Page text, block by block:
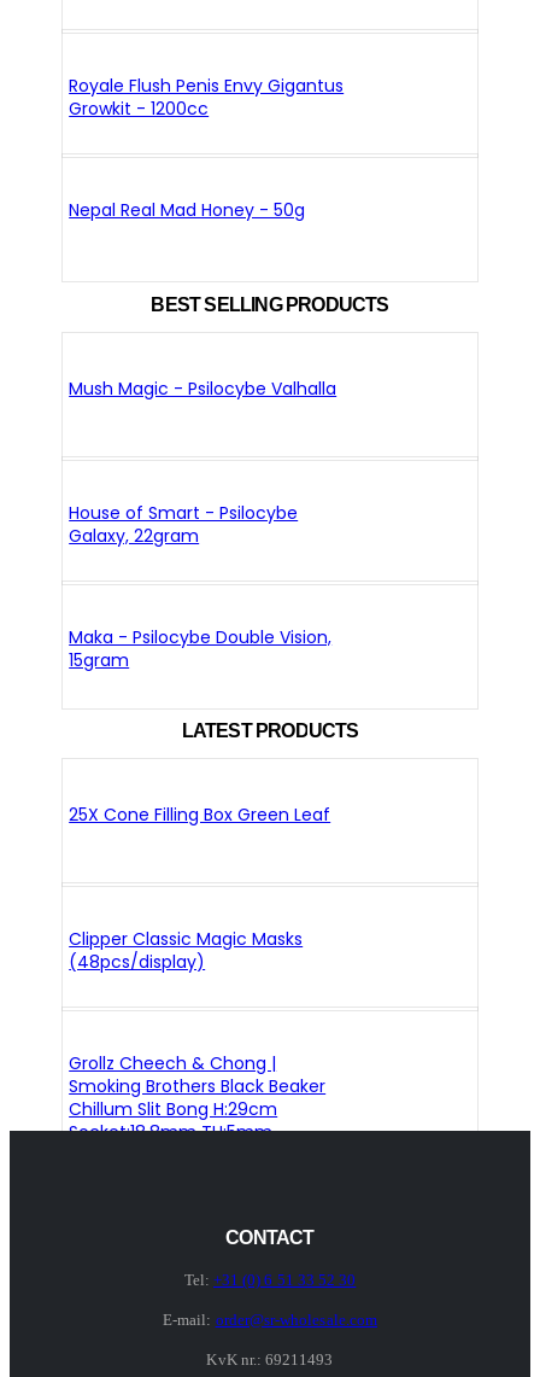
Royale Flush Penis Envy Gigantus
Growkit - 1200cc
Nepal Real Mad Honey - 50g
BEST SELLING PRODUCTS
Mush Magic - Psilocybe Valhalla
House of Smart - Psilocybe
Galaxy, 22gram
Maka - Psilocybe Double Vision,
15gram
LATEST PRODUCTS
25X Cone Filling Box Green Leaf
Clipper Classic Magic Masks
(48pcs/display)
Grollz Cheech & Chong |
Smoking Brothers Black Beaker
Chillum Slit Bong H:29cm
Socket:18.8mm TH:5mm
CONTACT
Tel: +31 (0) 6 51 33 52 30
E-mail: order@sr-wholesale.com
KvK nr.: 69211493